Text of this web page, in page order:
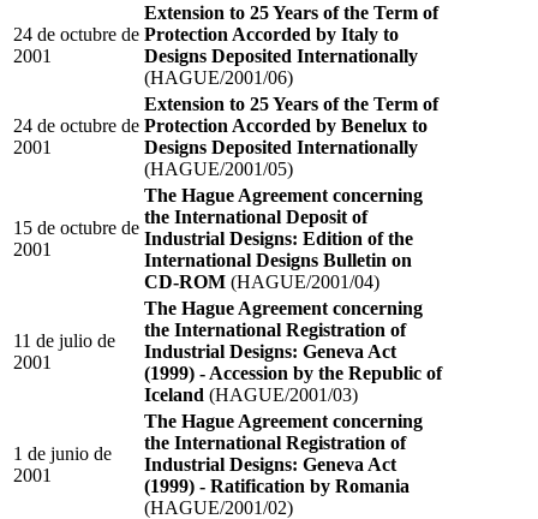
24 de octubre de
2001
Extension to 25 Years of the Term of
Protection Accorded by Italy to
Designs Deposited Internationally
(HAGUE/2001/06)
24 de octubre de
2001
Extension to 25 Years of the Term of
Protection Accorded by Benelux to
Designs Deposited Internationally
(HAGUE/2001/05)
15 de octubre de
2001
The Hague Agreement concerning
the International Deposit of
Industrial Designs: Edition of the
International Designs Bulletin on
CD-ROM (HAGUE/2001/04)
11 de julio de
2001
The Hague Agreement concerning
the International Registration of
Industrial Designs: Geneva Act
(1999) - Accession by the Republic of
Iceland (HAGUE/2001/03)
1 de junio de
2001
The Hague Agreement concerning
the International Registration of
Industrial Designs: Geneva Act
(1999) - Ratification by Romania
(HAGUE/2001/02)